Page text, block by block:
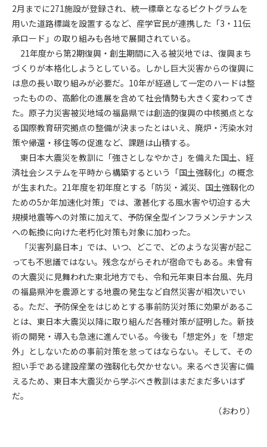
2月までに271施設が登録され、統一標章となるピクトグラムを
用いた道路標識を設置するなど、産学官民が連携した「3・11伝
承ロード」の取り組みも各地で展開されている。
21年度から第2期復興・創生期間に入る被災地では、復興まち
づくりが本格化しようとしている。しかし巨大災害からの復興に
は息の長い取り組みが必要だ。10年が経過して一定のハードは整
ったものの、高齢化の進展を含めて社会情勢も大きく変わってき
た。原子力災害被災地域の福島県では創造的復興の中核拠点とな
る国際教育研究拠点の整備が決まったとはいえ、廃炉・汚染水対
策や帰還・移住等の促進など、課題は山積する。
東日本大震災を教訓に「強さとしなやかさ」を備えた国土、経
済社会システムを平時から構築するという「国土強靱化」の概念
が生まれた。21年度を初年度とする「防災・減災、国土強靱化の
ための5か年加速化対策」では、激甚化する風水害や切迫する大
規模地震等への対策に加えて、予防保全型インフラメンテナンス
への転換に向けた老朽化対策も対象に加わった。
「災害列島日本」では、いつ、どこで、どのような災害が起こ
っても不思議ではない。残念ながらそれが宿命でもある。未曾有
の大震災に見舞われた東北地方でも、令和元年東日本台風、先月
の福島県沖を震源とする地震の発生など自然災害が相次いでい
る。ただ、予防保全をはじめとする事前防災対策に効果があるこ
とは、東日本大震災以降に取り組んだ各種対策が証明した。新技
術の開発・導入も急速に進んでいる。今後も「想定外」を「想定
外」としないための事前対策を怠ってはならない。そして、その
担い手である建設産業の強靱化も欠かせない。来るべき災害に備
えるため、東日本大震災から学ぶべき教訓はまだまだ多いはず
だ。
（おわり）
第5条（IDおよびパスワードの管理）
1. 会員は申込の際に管理者が発行したIDおよびパスワードの使
用および管理について責任を負うものとします。
2. 会員は、自己のIDおよびパスワードを、貸与、譲渡、売買、
その他形態を問わず、第三者に利用させることはできませ
ん。
3. 会員は、IDおよびパスワードの管理不十分、使用上の過誤、
第三者（他の会員を含む）の使用等による損害について責任
を負うものとし、管理者は一切責任を負いません。
第6条（会員の禁止事項）
1. 会員は建設資料館WEB上で以下の行為をしないものとしま
す。
(1) 第三者または管理者の著作権、その他知的所有権を侵害す
る行為
(2) 第三者または管理者の財産、プライバシー等を侵害する行
為
(3) 第三者または管理者を誹謗中傷する行為
(4) 有害なコンピュータプログラム等を送信又は書き込む行為
(5) 第三者に不利益を与える行為
(6) 管理者が承認していない営利を目的とした行為
(7) 公序良俗に反する行為
(8) 犯罪的行為に結びつく行為
(9) その他、法律に反する行為
(10) 建設資料館から知り得た情報及びダウンロードした情報
を、営利を目的として第三者に転売し、または転売のため
に第三者に提供すること
第7条（登録内容の削除）
恐れのあるものは、会員の承諾なく削除できるものとします。